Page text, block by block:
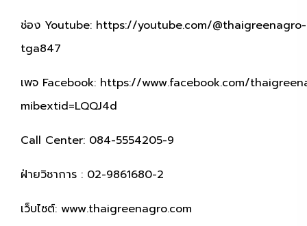
ช่อง Youtube: https://youtube.com/@thaigreenagro-
tga847
เพจ Facebook: https://www.facebook.com/
mibextid=LQQJ4d
Call Center: 084-5554205-9
ฝ่ายวิชาการ : 02-9861680-2
เว็บไซต์: www.thaigreenagro.com